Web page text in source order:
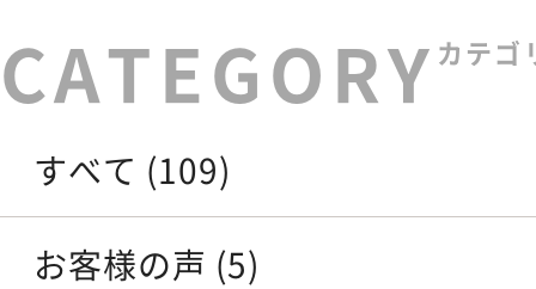
カテゴ
すべて (109)
お客様の声 (5)